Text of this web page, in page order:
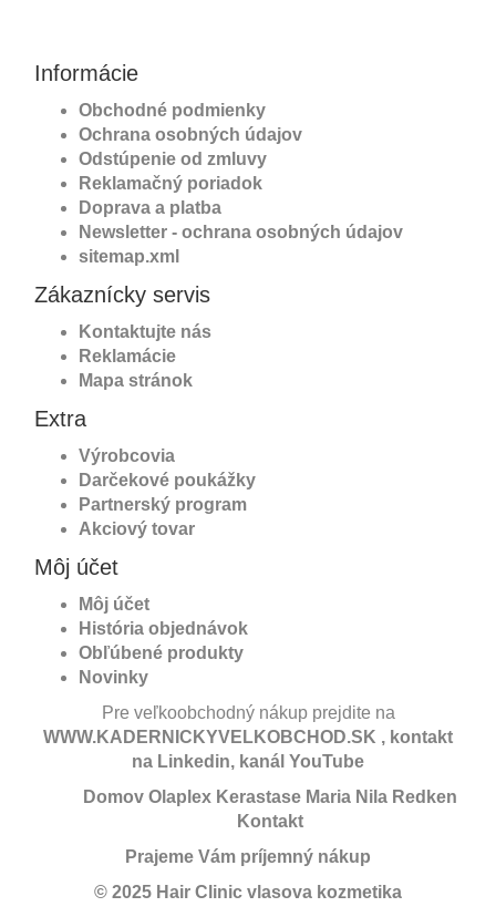
Informácie
Obchodné podmienky
Ochrana osobných údajov
Odstúpenie od zmluvy
Reklamačný poriadok
Doprava a platba
Newsletter - ochrana osobných údajov
sitemap.xml
Zákaznícky servis
Kontaktujte nás
Reklamácie
Mapa stránok
Extra
Výrobcovia
Darčekové poukážky
Partnerský program
Akciový tovar
Môj účet
Môj účet
História objednávok
Obľúbené produkty
Novinky
Pre veľkoobchodný nákup prejdite na
WWW.KADERNICKYVELKOBCHOD.SK , kontakt
na Linkedin, kanál YouTube
Domov Olaplex Kerastase Maria Nila Redken
Kontakt
Prajeme Vám príjemný nákup
© 2025 Hair Clinic vlasova kozmetika